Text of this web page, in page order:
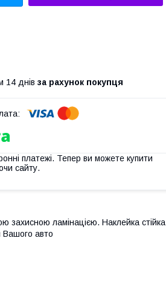
14 днів за рахунок покупця
платежі. Тепер ви можете купити
сайту.
захисною ламінацією. Наклейка стійка
Вашого авто